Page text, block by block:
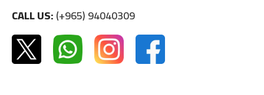
CALL US:(+965) 94040309